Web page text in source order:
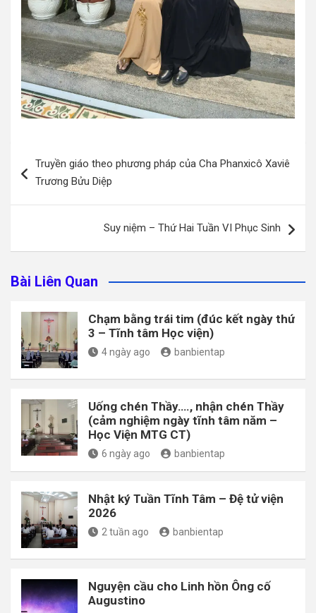
hướng
Truyền giáo theo phương pháp của Cha Phanxicô Xaviê
Trương Bửu Diệp
Suy niệm – Thứ Hai Tuần VI Phục Sinh
Bài Liên Quan
Chạm bằng trái tim (đúc kết ngày thứ
3 – Tĩnh tâm Học viện)
4 ngày ago banbientap
Uống chén Thầy…., nhận chén Thầy
(cảm nghiệm ngày tĩnh tâm năm –
Học Viện MTG CT)
6 ngày ago banbientap
Nhật ký Tuần Tĩnh Tâm – Đệ tử viện
2026
2 tuần ago banbientap
Nguyện cầu cho Linh hồn Ông cố
Augustino